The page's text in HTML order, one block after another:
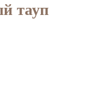
тауп